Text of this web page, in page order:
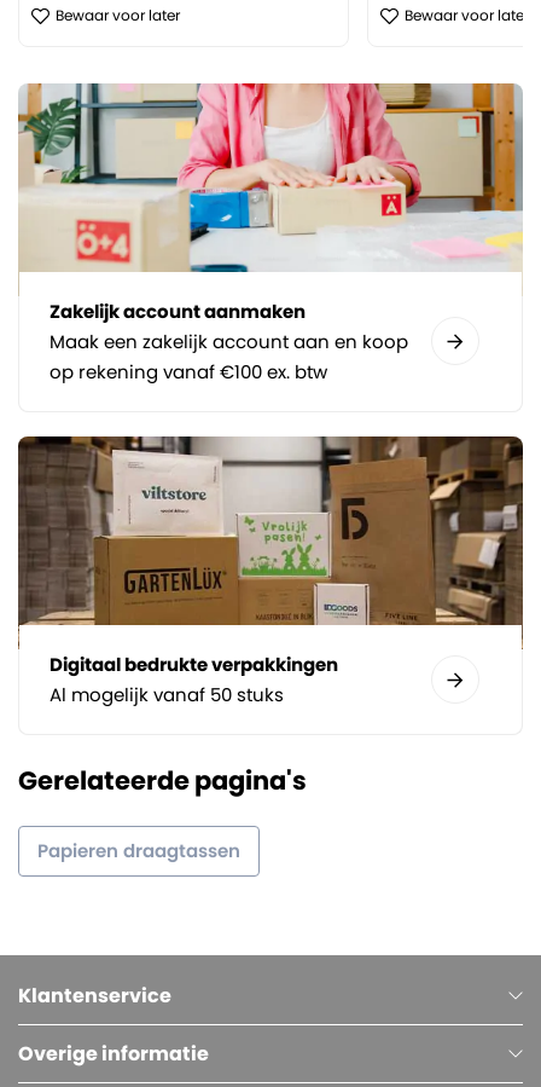
Bewaar voor later
Bewaar voor later
Zakelijk account aanmaken
Maak een zakelijk account aan en koop
op rekening vanaf €100 ex. btw
Digitaal bedrukte verpakkingen
Al mogelijk vanaf 50 stuks
Gerelateerde pagina's
Papieren draagtassen
Klantenservice
Overige informatie